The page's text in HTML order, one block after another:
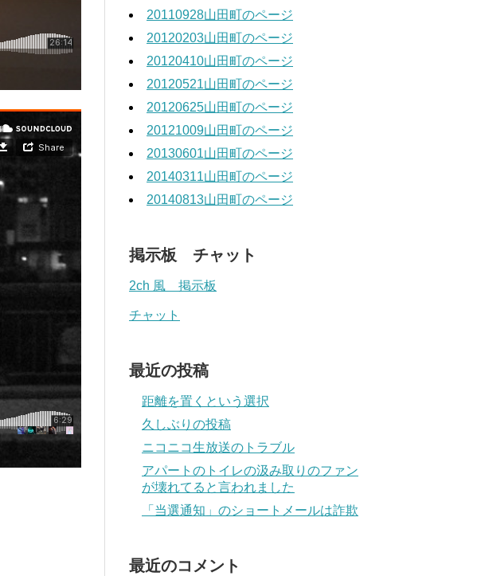
20110928山田町のページ
20120203山田町のページ
20120410山田町のページ
20120521山田町のページ
20120625山田町のページ
20121009山田町のページ
20130601山田町のページ
20140311山田町のページ
20140813山田町のページ
掲示板 チャット
2ch 風 掲示板
チャット
最近の投稿
距離を置くという選択
久しぶりの投稿
ニコニコ生放送のトラブル
アパートのトイレの汲み取りのファン
が壊れてると言われました
「当選通知」のショートメールは詐欺
最近のコメント